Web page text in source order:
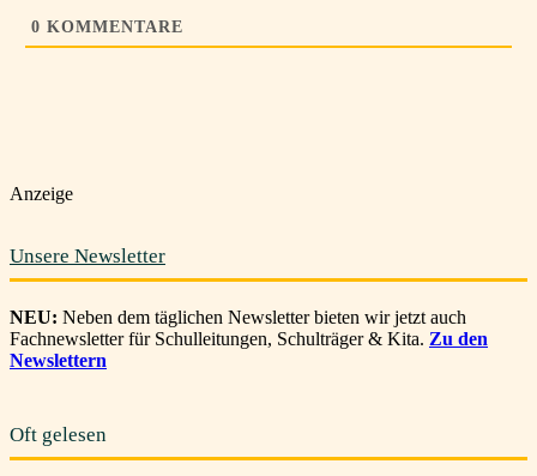
0 KOMMENTARE
Anzeige
Unsere Newsletter
NEU: Neben dem täglichen Newsletter bieten wir jetzt auch
Fachnewsletter für Schulleitungen, Schulträger & Kita. Zu den
Newslettern
Oft gelesen